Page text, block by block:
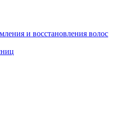
и восстановления волос